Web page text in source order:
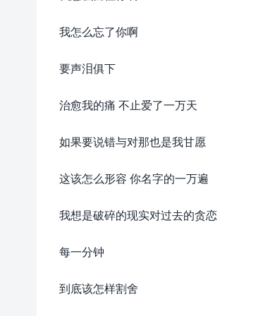
我怎么忘了你啊
要声泪俱下
治愈我的痛 不止爱了一万天
如果要说错与对那也是我甘愿
这该怎么形容 你名字的一万遍
我想是破碎的现实对过去的贪恋
每一分钟
到底该怎样割舍